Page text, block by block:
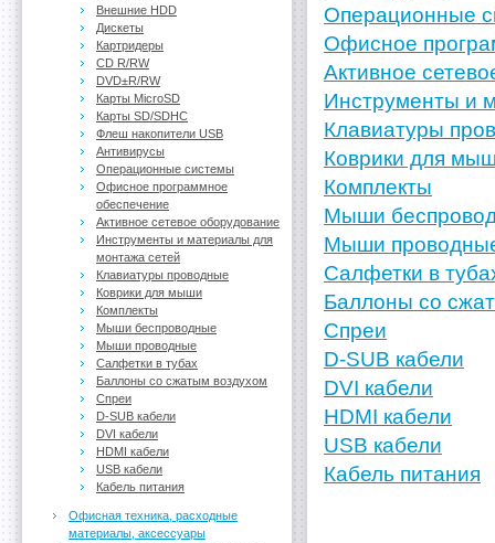
Операционные
Офисное
Активное
Инструменты и
Клавиатуры
Коврики для
Комплекты
Мыши
Мыши
Салфетки в
Баллоны со
Спреи
D-SUB кабели
DVI кабели
HDMI кабели
USB кабели
Кабель питания
Внешние HDD
Дискеты
Картридеры
CD R/RW
DVD±R/RW
Карты MicroSD
Карты SD/SDHC
Флеш накопители USB
Антивирусы
Операционные системы
Офисное программное
обеспечение
Активное сетевое оборудование
Инструменты и материалы для
монтажа сетей
Клавиатуры проводные
Коврики для мыши
Комплекты
Мыши беспроводные
Мыши проводные
Салфетки в тубах
Баллоны со сжатым воздухом
Спреи
D-SUB кабели
DVI кабели
HDMI кабели
USB кабели
Кабель питания
Офисная техника, расходные
материалы, аксессуары